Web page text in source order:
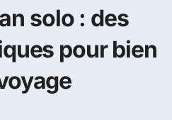
solo : des
pour bien